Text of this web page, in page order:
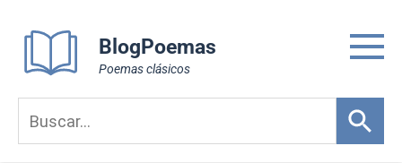
content
BlogPoemas
Poemas clásicos